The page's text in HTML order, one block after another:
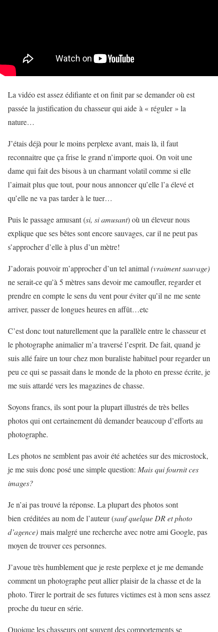
La vidéo est assez édifiante et on finit par se demander où est
passée la justification du chasseur qui aide à « réguler » la
nature…
J’étais déjà pour le moins perplexe avant, mais là, il faut
reconnaitre que ça frise le grand n’importe quoi. On voit une
dame qui fait des bisous à un charmant volatil comme si elle
l’aimait plus que tout, pour nous annoncer qu’elle l’a élevé et
qu’elle ne va pas tarder à le tuer…
Puis le passage amusant (si, si amusant) où un éleveur nous
explique que ses bêtes sont encore sauvages, car il ne peut pas
s’approcher d’elle à plus d’un mètre!
J’adorais pouvoir m’approcher d’un tel animal (vraiment sauvage)
ne serait-ce qu’à 5 mètres sans devoir me camoufler, regarder et
prendre en compte le sens du vent pour éviter qu’il ne me sente
arriver, passer de longues heures en affût…etc
C’est donc tout naturellement que la parallèle entre le chasseur et
le photographe animalier m’a traversé l’esprit. De fait, quand je
suis allé faire un tour chez mon buraliste habituel pour regarder un
peu ce qui se passait dans le monde de la photo en presse écrite, je
me suis attardé vers les magazines de chasse.
Soyons francs, ils sont pour la plupart illustrés de très belles
photos qui ont certainement dû demander beaucoup d’efforts au
photographe.
Les photos ne semblent pas avoir été achetées sur des microstock,
je me suis donc posé une simple question: Mais qui fournit ces
images?
Je n’ai pas trouvé la réponse. La plupart des photos sont
bien créditées au nom de l’auteur (sauf quelque DR et photo
d’agence) mais malgré une recherche avec notre ami Google, pas
moyen de trouver ces personnes.
J’avoue très humblement que je reste perplexe et je me demande
comment un photographe peut allier plaisir de la chasse et de la
photo. Tirer le portrait de ses futures victimes est à mon sens assez
proche du tueur en série.
Quoique les chasseurs ont souvent des comportements se